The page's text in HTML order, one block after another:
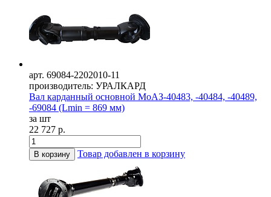
арт. 69084-2202010-11
производитель: УРАЛКАРД
Вал карданный основной МоАЗ-40483, -40484, -40489,
-69084 (Lmin = 869 мм)
за шт
22 727 р.
В корзину Товар добавлен в корзину